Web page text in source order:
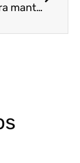
4 dicas para manter um bom relacionamento com fornecedores